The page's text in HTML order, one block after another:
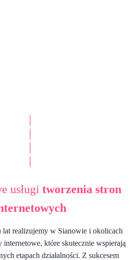
|
|
|
|
usługi tworzenia stron
lat realizujemy w Sianowie i okolicach
które skutecznie wspierają
etapach działalności. Z sukcesem